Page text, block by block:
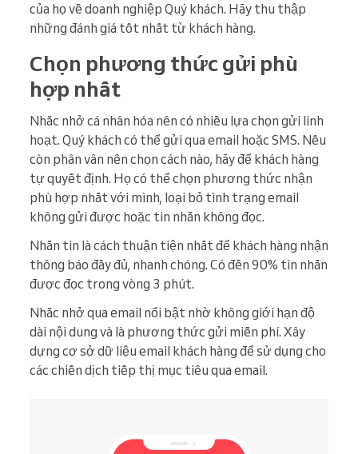
của họ về doanh nghiệp Quý khách. Hãy thu thập
những đánh giá tốt nhất từ khách hàng.
Chọn phương thức gửi phù
hợp nhất
Nhắc nhở cá nhân hóa nên có nhiều lựa chọn gửi linh
hoạt. Quý khách có thể gửi qua email hoặc SMS. Nếu
còn phân vân nên chọn cách nào, hãy để khách hàng
tự quyết định. Họ có thể chọn phương thức nhận
phù hợp nhất với mình, loại bỏ tình trạng email
không gửi được hoặc tin nhắn không đọc.
Nhắn tin là cách thuận tiện nhất để khách hàng nhận
thông báo đầy đủ, nhanh chóng. Có đến 90% tin nhắn
được đọc trong vòng 3 phút.
Nhắc nhở qua email nổi bật nhờ không giới hạn độ
dài nội dung và là phương thức gửi miễn phí. Xây
dựng cơ sở dữ liệu email khách hàng để sử dụng cho
các chiến dịch tiếp thị mục tiêu qua email.